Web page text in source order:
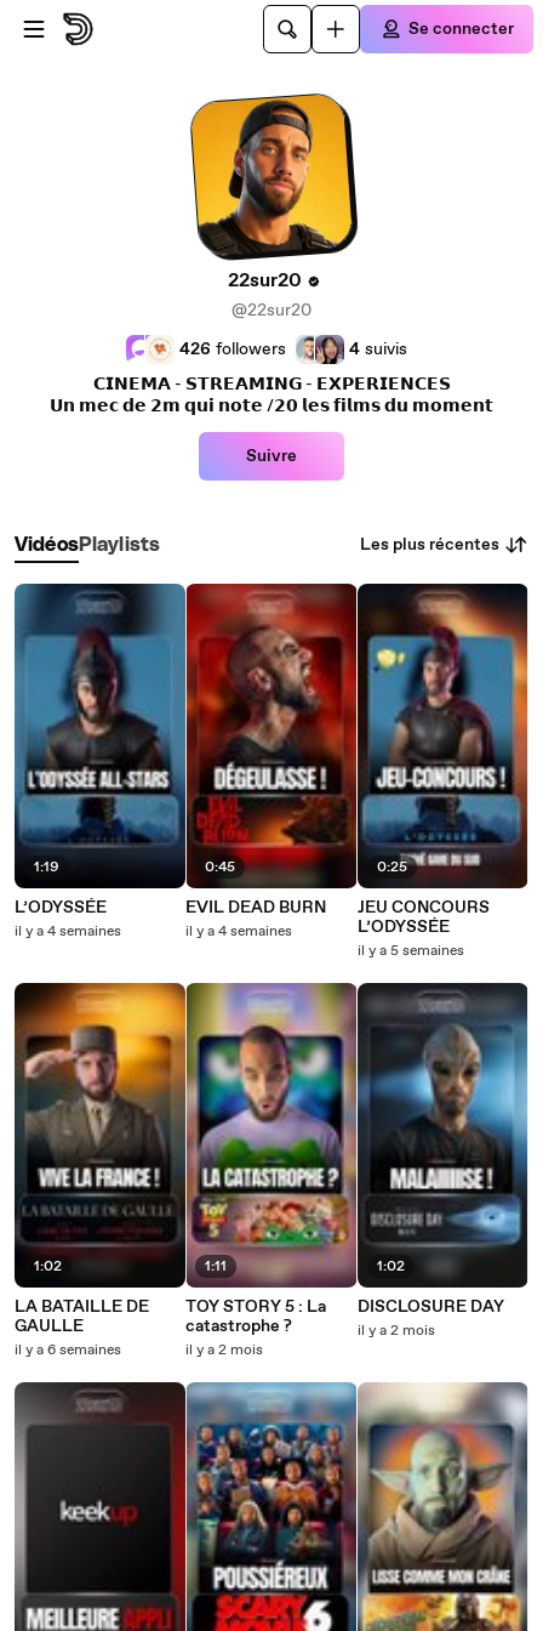
Passer au contenu principal
Se connecter
22sur20
@22sur20
426 followers 4 suivis
𝗖𝗜𝗡𝗘𝗠𝗔 - 𝗦𝗧𝗥𝗘𝗔𝗠𝗜𝗡𝗚 - 𝗘𝗫𝗣𝗘𝗥𝗜𝗘𝗡𝗖𝗘𝗦
𝗨𝗻 𝗺𝗲𝗰 𝗱𝗲 𝟮𝗺 𝗾𝘂𝗶 𝗻𝗼𝘁𝗲 /𝟮𝟬 𝗹𝗲𝘀 𝗳𝗶𝗹𝗺𝘀 𝗱𝘂 𝗺𝗼𝗺𝗲𝗻𝘁
Suivre
VidéosPlaylists Les plus récentes
1:19
L’ODYSSÉE
il y a 4 semaines
1:02
LA BATAILLE DE
GAULLE
il y a 6 semaines
0:45
EVIL DEAD BURN
il y a 4 semaines
1:11
TOY STORY 5 : La
catastrophe ?
il y a 2 mois
0:25
JEU CONCOURS
L’ODYSSÉE
il y a 5 semaines
1:02
DISCLOSURE DAY
il y a 2 mois